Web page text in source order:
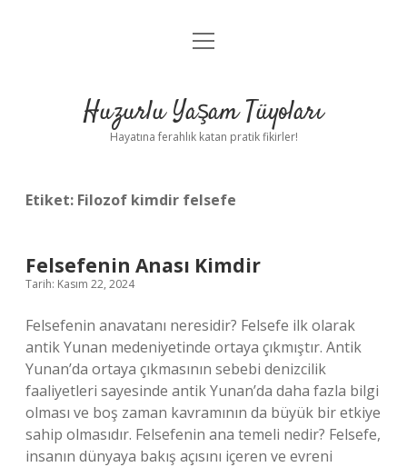
Anasayfa
Yasal Uyarı
menüyü
Huzurlu Yaşam Tüyoları
Hayatına ferahlık katan pratik fikirler!
Etiket: Filozof kimdir felsefe
Felsefenin Anası Kimdir
Tarih: Kasım 22, 2024
Felsefenin anavatanı neresidir? Felsefe ilk olarak
antik Yunan medeniyetinde ortaya çıkmıştır. Antik
Yunan’da ortaya çıkmasının sebebi denizcilik
faaliyetleri sayesinde antik Yunan’da daha fazla bilgi
olması ve boş zaman kavramının da büyük bir etkiye
sahip olmasıdır. Felsefenin ana temeli nedir? Felsefe,
insanın dünyaya bakış açısını içeren ve evreni